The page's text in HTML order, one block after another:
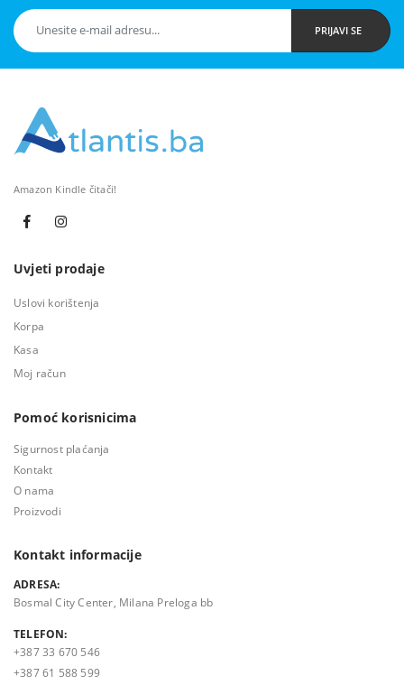
PRIJAVI SE
Amazon Kindle čitači!
Uvjeti prodaje
Uslovi korištenja
Korpa
Kasa
Moj račun
Pomoć korisnicima
Sigurnost plaćanja
Kontakt
O nama
Proizvodi
Kontakt informacije
ADRESA:
Bosmal City Center, Milana Preloga bb
TELEFON:
+387 33 670 546
+387 61 588 599